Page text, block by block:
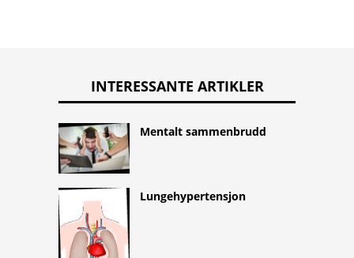
INTERESSANTE ARTIKLER
Mentalt sammenbrudd
Lungehypertensjon